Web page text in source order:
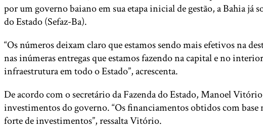
por um governo baiano em sua etapa inicial de gestão, a Bahia já
do Estado (Sefaz-Ba).
“Os números deixam claro que estamos sendo mais efetivos na
nas inúmeras entregas que estamos fazendo na capital e no
infraestrutura em todo o Estado”, acrescenta.
De acordo com o secretário da Fazenda do Estado, Manoel
investimentos do governo. “Os financiamentos obtidos com base
forte de investimentos”, ressalta Vitório.